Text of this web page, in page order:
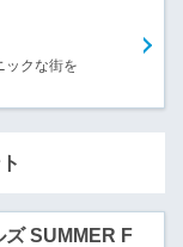
ックな街を
ズ SUMMER F